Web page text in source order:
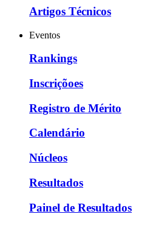
Artigos Técnicos
Eventos
Rankings
Inscriçõoes
Registro de Mérito
Calendário
Núcleos
Resultados
Painel de Resultados